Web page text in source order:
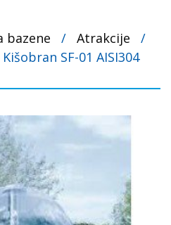
bazene / Atrakcije
/
SF-01 AISI304